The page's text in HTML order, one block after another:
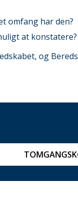
omfang har den?
at konstatere?
og